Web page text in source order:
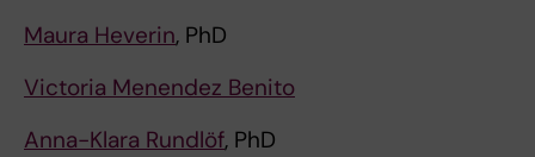
Maura Heverin, PhD
Victoria Menendez Benito
Anna-Klara Rundlöf, PhD